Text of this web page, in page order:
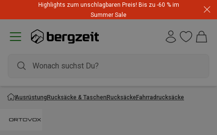
Highlights zum unschlagbaren Preis! Bis zu -60 % im
Summer Sale
AusrüstungRucksäcke & TaschenRucksäckeFahrradrucksäcke